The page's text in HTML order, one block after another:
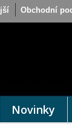
Obchodní
Novinky